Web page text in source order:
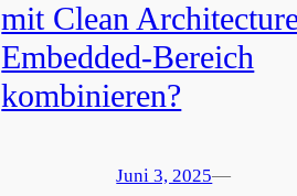
mit Clean
Embedded-Bereich
kombinieren?
Juni 3, 2025—